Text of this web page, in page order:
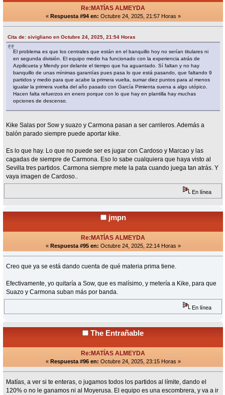
Re:MATÍAS ALMEYDA
« Respuesta #94 en: Octubre 24, 2025, 21:57 Horas »
Cita de: sivigliano en Octubre 24, 2025, 21:54 Horas
El problema es que los centrales que están en el banquillo hoy no serían titulares ni
en segunda división. El equipo medio ha funcionado con la experiencia atrás de
Azpilicueta y Mendy por delante el tiempo que ha aguantado. Sí faltan y no hay
banquillo de unas mínimas garantías pues pasa lo que está pasando, que faltando 9
partidos y medio para que acabe la primera vuelta, sumar diez puntos para al menos
igualar la primera vuelta del año pasado con García Pimienta suena a algo utópico.
Hacen falta refuerzos en enero porque con lo que hay en plantilla hay muchas
opciones de descenso.
Kike Salas por Sow y suazo y Carmona pasan a ser carrileros. Además a
balón parado siempre puede aportar kike.
Es lo que hay. Lo que no puede ser es jugar con Cardoso y Marcao y las
cagadas de siempre de Carmona. Eso lo sabe cualquiera que haya visto al
Sevilla tres partidos. Carmona siempre mete la pata cuando juega tan atrás. Y
vaya imagen de Cardoso..
En línea
jmpn
Re:MATÍAS ALMEYDA
« Respuesta #95 en: Octubre 24, 2025, 22:14 Horas »
Creo que ya se está dando cuenta de qué materia prima tiene.
Efectivamente, yo quitaría a Sow, que es malísimo, y metería a Kike, para que
Suazo y Carmona suban más por banda.
En línea
The Entrañable
Re:MATÍAS ALMEYDA
« Respuesta #96 en: Octubre 24, 2025, 23:15 Horas »
Matías, a ver si te enteras, o jugamos todos los partidos al límite, dando el
120% o no le ganamos ni al Moyerusa. El equipo es una escombrera, y va a ir